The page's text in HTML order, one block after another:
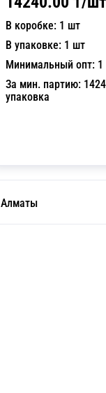
В коробке: 1 шт
В упаковке: 1 шт
Минимальный опт: 1
За мин. партию:
упаковка
Алматы